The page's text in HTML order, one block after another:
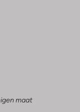
maat